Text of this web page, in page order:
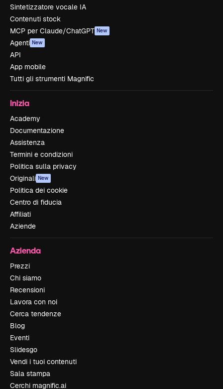
Sintetizzatore vocale IA
Contenuti stock
MCP per Claude/ChatGPT New
Agenti New
API
App mobile
Tutti gli strumenti Magnific
Inizia
Academy
Documentazione
Assistenza
Termini e condizioni
Politica sulla privacy
Originali New
Politica dei cookie
Centro di fiducia
Affiliati
Aziende
Azienda
Prezzi
Chi siamo
Recensioni
Lavora con noi
Cerca tendenze
Blog
Eventi
Slidesgo
Vendi i tuoi contenuti
Sala stampa
Cerchi magnific.ai